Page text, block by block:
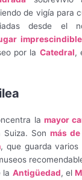
de vigía para
desde el
por la Catedral,
la mayor
Suiza. Sonmás
, que guarda varios
la Antigüedad, el